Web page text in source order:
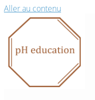
Aller au contenu